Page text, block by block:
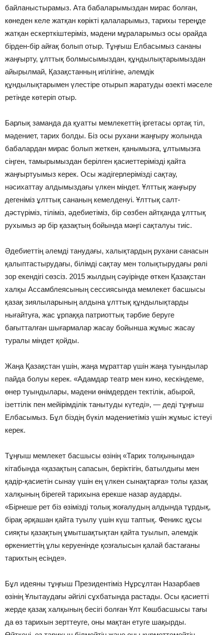
байланыстырамыз. Ата бабаларымыздан мирас болған,
көнеден келе жатқан көрікті қалаларымыз, тарихы тереңде
жатқан ескерткіштеріміз, мәдени мұраларымыз осы орайда
бірден-бір айғақ болып отыр. Тұңғыш Елбасымыз сананы
жаңғырту, ұлттық болмысымыздан, құндылықтарымыздан
айырылмай, Қазақстанның игілігіне, әлемдік
құндылықтарымен үлестіре отырып жаратуды өзекті мәселе
ретінде көтеріп отыр.
Барлық заманда да қуатты мемлекеттің іргетасы ортақ тіл,
мәдениет, тарих болды. Біз осы рухани жаңғыру жолында
бабалардан мирас болып жеткен, қанымызға, ұлтымызға
сіңген, тамырымыздан берілген қасиеттерімізді қайта
жаңғыртуымыз керек. Осы жәдігерлерімізді сақтау,
нәсихаттау алдымыздағы үлкен міндет. Ұлттық жаңғыру
дегеніміз ұлттық сананың кемелденуі. Ұлттық салт-
дәстүріміз, тіліміз, әдебиетіміз, бір сөзбен айтқанда ұлттық
рухымыз әр бір қазақтың бойында мәңгі сақталуы тиіс.
Әдебиеттің әлемді танудағы, халықтардың рухани санасын
қалыптастырудағы, білімді сақтау мен толықтырудағы рөлі
зор екендігі сөзсіз. 2015 жылдың сәуірінде өткен Қазақстан
халқы Ассамблеясының сессиясында мемлекет басшысы
қазақ зиялыларының алдына ұлттық құндылықтарды
нығайтуға, жас ұрпаққа патриоттық тәрбие беруге
бағытталған шығармалар жасау бойынша жұмыс жасау
туралы міндет қойды.
Жаңа Қазақстан үшін, жаңа мұраттар үшін жаңа туындылар
пайда болуы керек. «Адамдар театр мен кино, кескіндеме,
өнер туындылары, мәдени өнімдерден тектілік, абырой,
ізеттілік пен мейірімділік танытуды күтеді», — деді тұңғыш
Елбасымыз. Бұл біздің бүкіл мәдениетіміз үшін жұмыс істеуі
керек.
Тұңғыш мемлекет басшысы өзінің «Тарих толқынында»
кітабында «қазақтың сапасын, беріктігін, батылдығы мен
қадір-қасиетін сынау үшін ең үлкен сынақтарға» толы қазақ
халқының бірегей тарихына ерекше назар аударды.
«Бірнеше рет біз өзімізді толық жоғалудың алдында тұрдық,
бірақ әрқашан қайта туылу үшін күш таптық. Феникс құсы
сияқты қазақтың ұмытшақтықтан қайта туылып, әлемдік
өркениеттің ұлы керуенінде қозғалысын қалай бастағаны
тарихтың есінде».
Бұл идеяны тұңғыш Президентіміз Нұрсұлтан Назарбаев
өзінің Ұлытаудағы әйгілі сұхбатында растады. Осы қасиетті
жерде қазақ халқының бесігі болған Ұлт Көшбасшысы тағы
да өз тарихын зерттеуге, оны мақтан етуге шақырды.